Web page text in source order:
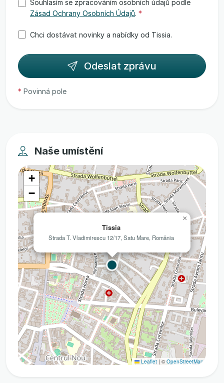
Souhlasím se zpracováním osobních údajů podle
Zásad Ochrany Osobních Údajů. *
Chci dostávat novinky a nabídky od Tissia.
Odeslat zprávu
* Povinná pole
Naše umístění
Tissia
Strada T. Vladimirescu 12/17, Satu Mare, România
×
+
−
Leaflet | ©OpenStreetMap